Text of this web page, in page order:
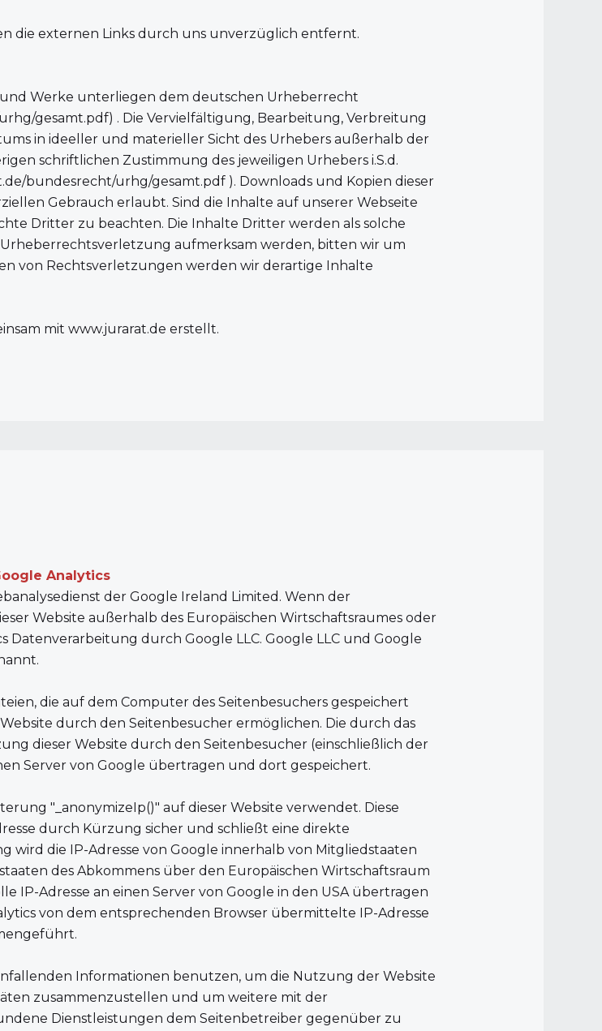
die externen Links durch uns unverzüglich entfernt.
Werke unterliegen dem deutschen Urheberrecht
gesamt.pdf) . Die Vervielfältigung, Bearbeitung, Verbreitung
in ideeller und materieller Sicht des Urhebers außerhalb der
schriftlichen Zustimmung des jeweiligen Urhebers i.S.d.
bundesrecht/urhg/gesamt.pdf ). Downloads und Kopien dieser
Gebrauch erlaubt. Sind die Inhalte auf unserer Webseite
Dritter zu beachten. Die Inhalte Dritter werden als solche
aufmerksam werden, bitten wir um
von Rechtsverletzungen werden wir derartige Inhalte
mit www.jurarat.de erstellt.
Analytics
der Google Ireland Limited. Wenn der
Website außerhalb des Europäischen Wirtschaftsraumes oder
Datenverarbeitung durch Google LLC. Google LLC und Google
die auf dem Computer des Seitenbesuchers gespeichert
durch den Seitenbesucher ermöglichen. Die durch das
dieser Website durch den Seitenbesucher (einschließlich der
Server von Google übertragen und dort gespeichert.
"_anonymizeIp()" auf dieser Website verwendet. Diese
durch Kürzung sicher und schließt eine direkte
wird die IP-Adresse von Google innerhalb von Mitgliedstaaten
des Abkommens über den Europäischen Wirtschaftsraum
IP-Adresse an einen Server von Google in den USA übertragen
von dem entsprechenden Browser übermittelte IP-Adresse
Informationen benutzen, um die Nutzung der Website
zusammenzustellen und um weitere mit der
Dienstleistungen dem Seitenbetreiber gegenüber zu